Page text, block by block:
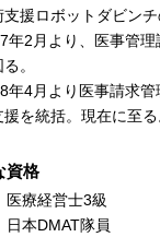
支援ロボットダビン
年2月より、医事管
。
年4月より医事請求
を統括。現在に至る
資格
医療経営士3級
日本DMAT隊員